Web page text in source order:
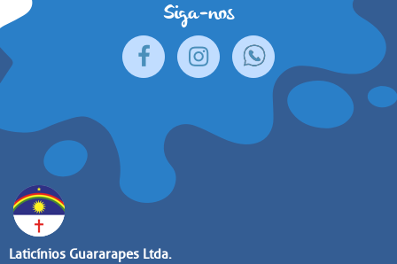
Siga-nos
Laticínios Guararapes Ltda.